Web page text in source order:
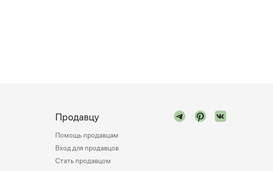
Продавцу
Помощь продавцам
Вход для продавцов
Стать продавцом